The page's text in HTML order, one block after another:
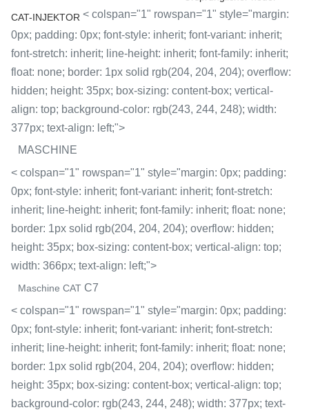
CAT-INJEKTOR < colspan="1" rowspan="1" style="margin:
0px; padding: 0px; font-style: inherit; font-variant: inherit;
font-stretch: inherit; line-height: inherit; font-family: inherit;
float: none; border: 1px solid rgb(204, 204, 204); overflow:
hidden; height: 35px; box-sizing: content-box; vertical-
align: top; background-color: rgb(243, 244, 248); width:
377px; text-align: left;">
MASCHINE
< colspan="1" rowspan="1" style="margin: 0px; padding:
0px; font-style: inherit; font-variant: inherit; font-stretch:
inherit; line-height: inherit; font-family: inherit; float: none;
border: 1px solid rgb(204, 204, 204); overflow: hidden;
height: 35px; box-sizing: content-box; vertical-align: top;
width: 366px; text-align: left;">
Maschine CAT C7
< colspan="1" rowspan="1" style="margin: 0px; padding:
0px; font-style: inherit; font-variant: inherit; font-stretch:
inherit; line-height: inherit; font-family: inherit; float: none;
border: 1px solid rgb(204, 204, 204); overflow: hidden;
height: 35px; box-sizing: content-box; vertical-align: top;
background-color: rgb(243, 244, 248); width: 377px; text-